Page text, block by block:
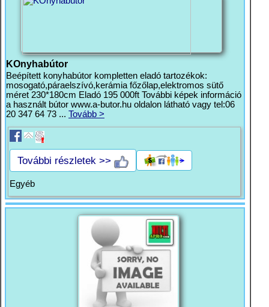
KOnyhabútor
Beépített konyhabútor kompletten eladó tartozékok:
mosogató,páraelszívó,kerámia főzőlap,elektromos sütő
méret 230*180cm Eladó 195 000ft További képek információ
a használt bútor www.a-butor.hu oldalon látható vagy tel:06
20 347 64 73 ... Tovább >
További részletek >>
Egyéb